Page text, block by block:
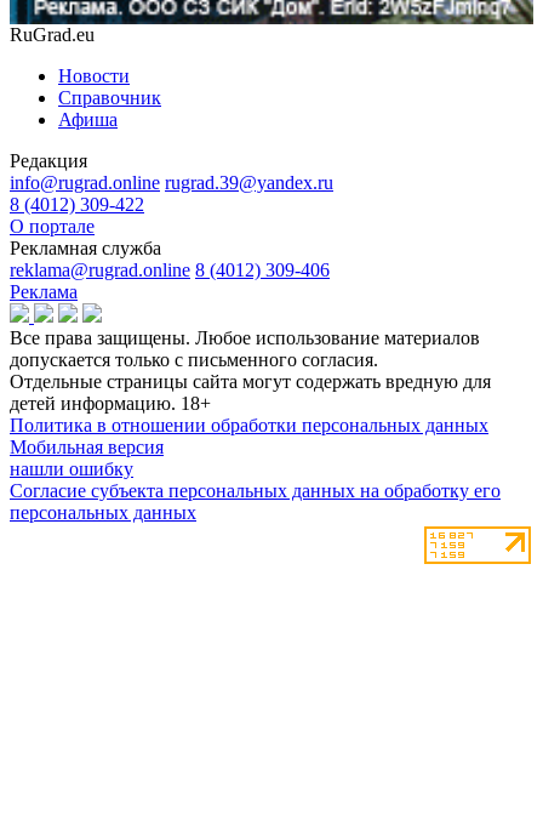
RuGrad.eu
Новости
Справочник
Афиша
Редакция
info@rugrad.online rugrad.39@yandex.ru
8 (4012) 309-422
О портале
Рекламная служба
reklama@rugrad.online 8 (4012) 309-406
Реклама
Все права защищены. Любое использование материалов
допускается только с письменного согласия.
Отдельные страницы сайта могут содержать вредную для
детей информацию. 18+
Политика в отношении обработки персональных данных
Мобильная версия
нашли ошибку
Согласие субъекта персональных данных на обработку его
персональных данных